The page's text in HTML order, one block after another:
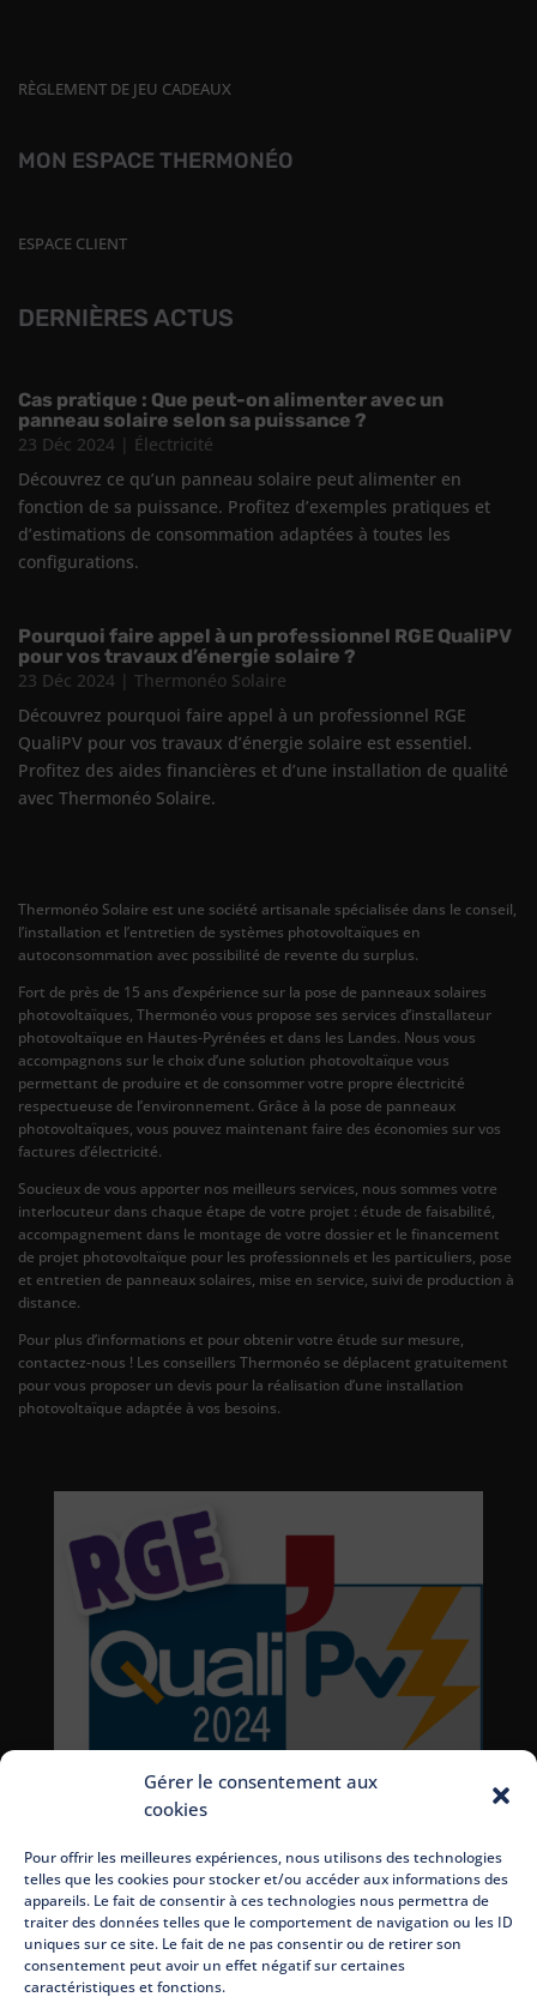
Gérer le consentement aux
cookies
Pour offrir les meilleures expériences, nous utilisons des technologies
telles que les cookies pour stocker et/ou accéder aux informations des
appareils. Le fait de consentir à ces technologies nous permettra de
traiter des données telles que le comportement de navigation ou les ID
uniques sur ce site. Le fait de ne pas consentir ou de retirer son
consentement peut avoir un effet négatif sur certaines
caractéristiques et fonctions.
RÈGLEMENT DE JEU CADEAUX
MON ESPACE THERMONÉO
ESPACE CLIENT
DERNIÈRES ACTUS
Cas pratique : Que peut-on alimenter avec un
panneau solaire selon sa puissance ?
23 Déc 2024 | Électricité
Découvrez ce qu’un panneau solaire peut alimenter en
fonction de sa puissance. Profitez d’exemples pratiques et
d’estimations de consommation adaptées à toutes les
configurations.
Pourquoi faire appel à un professionnel RGE QualiPV
pour vos travaux d’énergie solaire ?
23 Déc 2024 | Thermonéo Solaire
Découvrez pourquoi faire appel à un professionnel RGE
QualiPV pour vos travaux d’énergie solaire est essentiel.
Profitez des aides financières et d’une installation de qualité
avec Thermonéo Solaire.
Thermonéo Solaire est une société artisanale spécialisée dans le conseil,
l’installation et l’entretien de systèmes photovoltaïques en
autoconsommation avec possibilité de revente du surplus.
Fort de près de 15 ans d’expérience sur la pose de panneaux solaires
photovoltaïques, Thermonéo vous propose ses services d’installateur
photovoltaïque en Hautes-Pyrénées et dans les Landes. Nous vous
accompagnons sur le choix d’une solution photovoltaïque vous
permettant de produire et de consommer votre propre électricité
respectueuse de l’environnement. Grâce à la pose de panneaux
photovoltaïques, vous pouvez maintenant faire des économies sur vos
factures d’électricité.
Soucieux de vous apporter nos meilleurs services, nous sommes votre
interlocuteur dans chaque étape de votre projet : étude de faisabilité,
accompagnement dans le montage de votre dossier et le financement
de projet photovoltaïque pour les professionnels et les particuliers, pose
et entretien de panneaux solaires, mise en service, suivi de production à
distance.
Pour plus d’informations et pour obtenir votre étude sur mesure,
contactez-nous ! Les conseillers Thermonéo se déplacent gratuitement
pour vous proposer un devis pour la réalisation d’une installation
photovoltaïque adaptée à vos besoins.